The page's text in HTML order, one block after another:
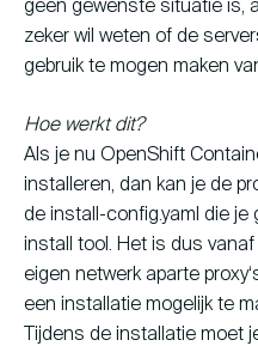
geen gewenste situatie is,
zeker wil weten of de
gebruik te mogen maken
Hoe werkt dit?
Als je nu OpenShift
installeren, dan kan je de
de install-config.yaml die
install tool. Het is dus
eigen netwerk aparte
een installatie mogelijk te
Tijdens de installatie moet